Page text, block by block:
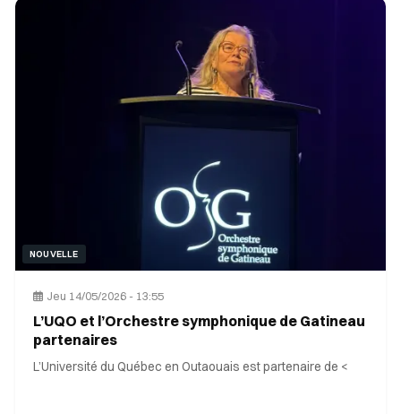
NOUVELLE
Jeu 14/05/2026 - 13:55
L’UQO et l’Orchestre symphonique de Gatineau
partenaires
L’Université du Québec en Outaouais est partenaire de <